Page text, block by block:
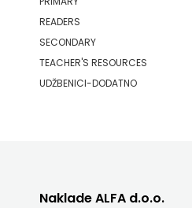
READERS
SECONDARY
TEACHER'S RESOURCES
UDŽBENICI-DODATNO
Naklade ALFA d.o.o.